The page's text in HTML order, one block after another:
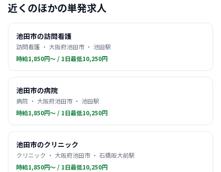
近くのほかの単発求人
池田市の訪問看護
訪問看護 ・ 大阪府池田市 ・ 池田駅
時給1,850円〜 / 1日最低10,250円
池田市の病院
病院 ・ 大阪府池田市 ・ 池田駅
時給1,850円〜 / 1日最低10,250円
池田市のクリニック
クリニック ・ 大阪府池田市 ・ 石橋阪大前駅
時給1,850円〜 / 1日最低10,250円